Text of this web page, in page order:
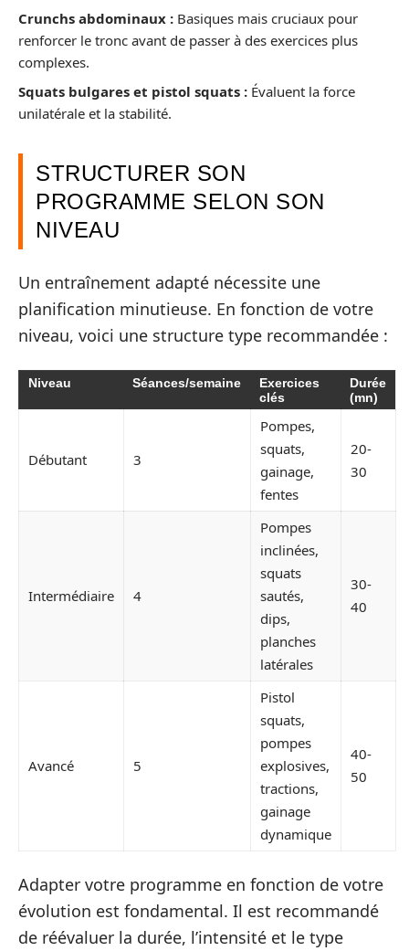
Crunchs abdominaux : Basiques mais cruciaux pour
renforcer le tronc avant de passer à des exercices plus
complexes.
Squats bulgares et pistol squats : Évaluent la force
unilatérale et la stabilité.
STRUCTURER SON
PROGRAMME SELON SON
NIVEAU
Un entraînement adapté nécessite une
planification minutieuse. En fonction de votre
niveau, voici une structure type recommandée :
Niveau Séances/semaine
Exercices
clés
Durée
(mn)
Débutant 3
Pompes,
squats,
gainage,
fentes
20-
30
Intermédiaire 4
Pompes
inclinées,
squats
sautés,
dips,
planches
latérales
30-
40
Avancé 5
Pistol
squats,
pompes
explosives,
tractions,
gainage
dynamique
40-
50
Adapter votre programme en fonction de votre
évolution est fondamental. Il est recommandé
de réévaluer la durée, l’intensité et le type